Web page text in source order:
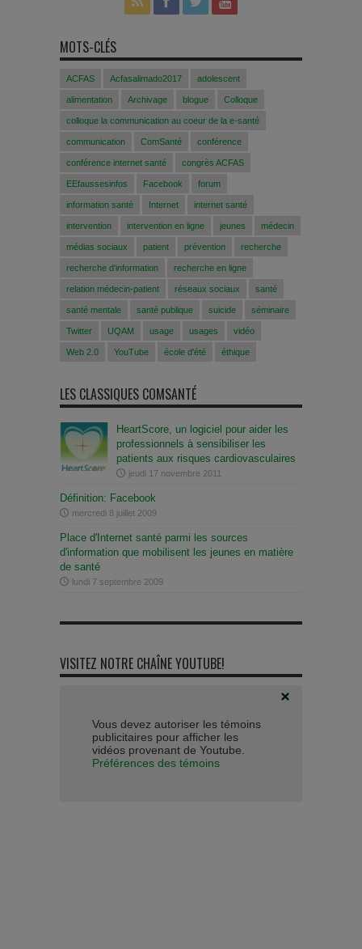
MOTS-CLÉS
ACFAS Acfasalimado2017 adolescent
alimentation Archivage blogue Colloque
colloque la communication au coeur de la e-santé
communication ComSanté conférence
conférence internet santé congrès ACFAS
EEfaussesinfos Facebook forum
information santé Internet internet santé
intervention intervention en ligne jeunes médecin
médias sociaux patient prévention recherche
recherche d'information recherche en ligne
relation médecin-patient réseaux sociaux santé
santé mentale santé publique suicide séminaire
Twitter UQAM usage usages vidéo
Web 2.0 YouTube école d'été éthique
LES CLASSIQUES COMSANTÉ
HeartScore, un logiciel pour aider les
professionnels à sensibiliser les
patients aux risques cardiovasculaires
jeudi 17 novembre 2011
Définition: Facebook
mercredi 8 juillet 2009
Place d'Internet santé parmi les sources
d'information que mobilisent les jeunes en matière
de santé
lundi 7 septembre 2009
VISITEZ NOTRE CHAÎNE YOUTUBE!
Vous devez autoriser les témoins
publicitaires pour afficher les
vidéos provenant de Youtube.
Préférences des témoins